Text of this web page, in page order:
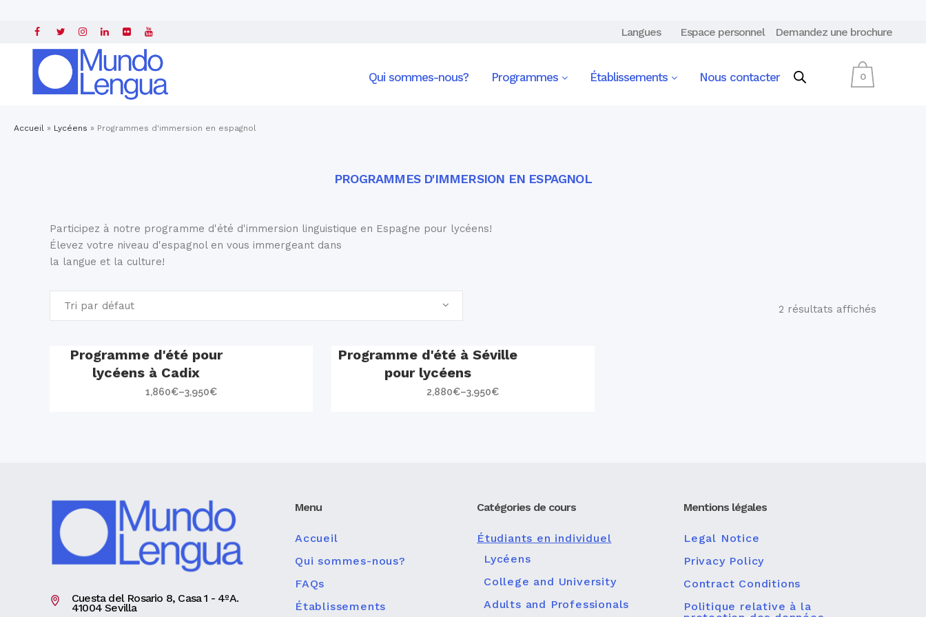
Langues Espace personnel Demandez une brochure
0
Qui sommes-nous? Programmes Établissements Nous contacter
Accueil » Lycéens » Programmes d'immersion en espagnol
PROGRAMMES D'IMMERSION EN ESPAGNOL
Participez à notre programme d'été d'immersion linguistique en Espagne pour lycéens!
Élevez votre niveau d'espagnol en vous immergeant dans
la langue et la culture!
2 résultats affichés
Tri par défaut
Programme d'été pour
lycéens à Cadix
1,860€–3,950€
Programme d'été à Séville
pour lycéens
2,880€–3,950€
Cuesta del Rosario 8, Casa 1 - 4ºA.
41004 Sevilla
Menu
Accueil
Qui sommes-nous?
FAQs
Établissements
Catégories de cours
Étudiants en individuel
Lycéens
College and University
Adults and Professionals
Mentions légales
Legal Notice
Privacy Policy
Contract Conditions
Politique relative à la